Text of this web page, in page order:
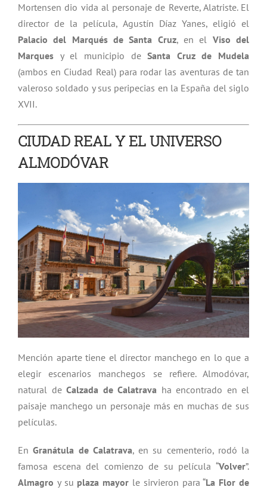
Mortensen dio vida al personaje de Reverte, Alatriste. El
director de la película, Agustín Díaz Yanes, eligió el
Palacio del Marqués de Santa Cruz, en el Viso del
Marques y el municipio deSanta Cruz de Mudela
(ambos en Ciudad Real) para rodar las aventuras de tan
valeroso soldado y sus peripecias en la España del siglo
XVII.
CIUDAD REAL Y EL UNIVERSO
ALMODÓVAR
Mención aparte tiene el director manchego en lo que a
elegir escenarios manchegos se refiere. Almodóvar,
natural de Calzada de Calatrava ha encontrado en el
paisaje manchego un personaje más en muchas de sus
películas.
EnGranátula de Calatrava, en su cementerio, rodó la
famosa escena del comienzo de su película “Volver”.
Almagro y su plaza mayor le sirvieron para “La Flor de